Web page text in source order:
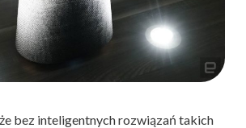
bez inteligentnych rozwiązań takich